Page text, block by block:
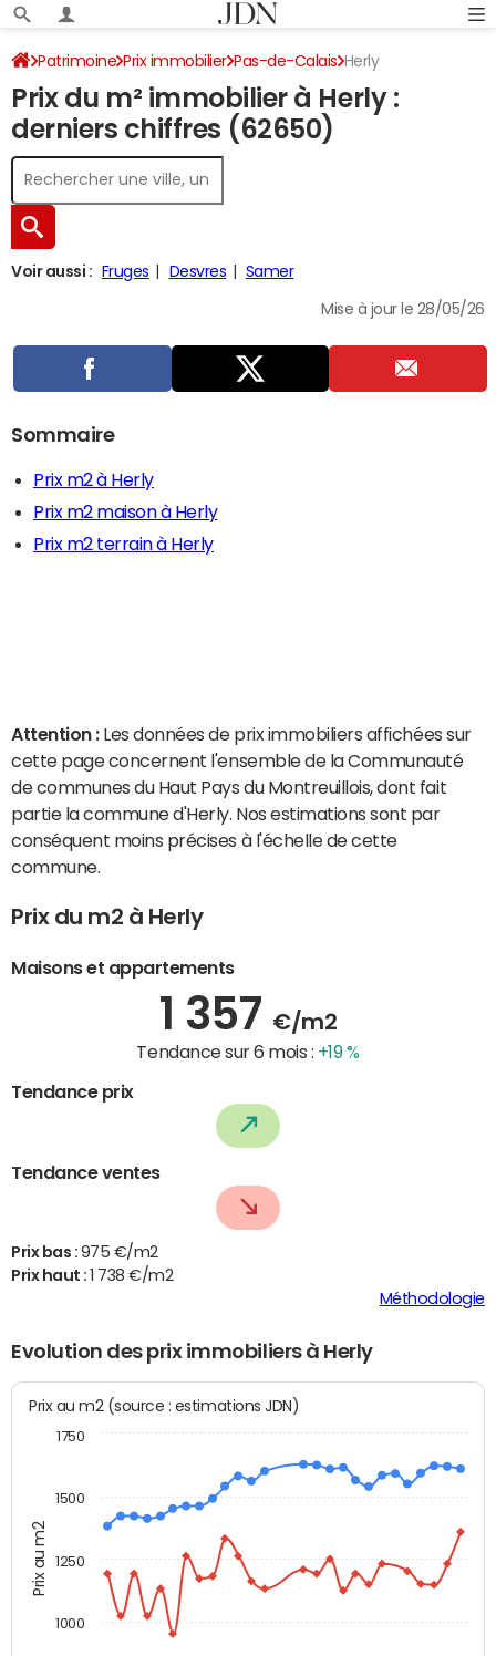
Patrimoine Prix immobilier Pas-de-Calais Herly
Prix du m² immobilier à Herly :
derniers chiffres (62650)
Voir aussi : Fruges Desvres Samer
Mise à jour le 28/05/26
Sommaire
Prix m2 à Herly
Prix m2 maison à Herly
Prix m2 terrain à Herly
Attention : Les données de prix immobiliers affichées sur
cette page concernent l'ensemble de la Communauté
de communes du Haut Pays du Montreuillois, dont fait
partie la commune d'Herly. Nos estimations sont par
conséquent moins précises à l'échelle de cette
commune.
Prix du m2 à Herly
Maisons et appartements
1 357 €/m2
Tendance sur 6 mois : +19 %
Tendance prix
Tendance ventes
Prix bas : 975 €/m2
Prix haut :
1 738 €/m2
Méthodologie
Evolution des prix immobiliers à Herly
Prix au m2
Prix au m2 (source : estimations JDN)
1000
1250
1500
1750